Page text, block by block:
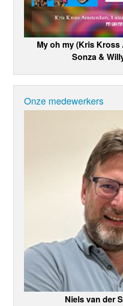
My oh my (Kris
Sonza &
Onze medewerkers
Niels van der